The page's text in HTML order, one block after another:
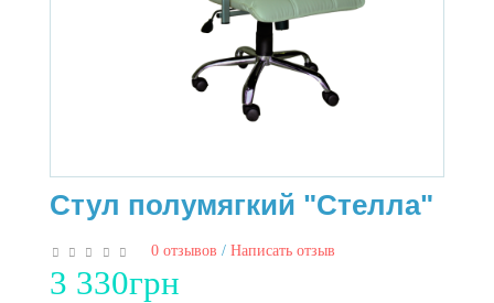
Стул полумягкий "Стелла"
0 отзывов / Написать отзыв
3 330грн